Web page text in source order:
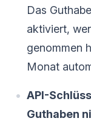
Das
aktiviert,
genommen
Monat
API-
Guthaben